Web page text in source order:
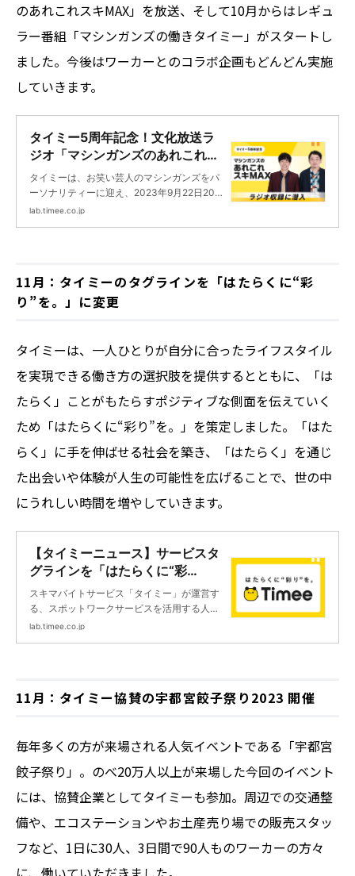
のあれこれスキMAX」を放送、そして10月からはレギュ
ラー番組「マシンガンズの働きタイミー」がスタートし
ました。今後はワーカーとのコラボ企画もどんどん実施
していきます。
タイミー5周年記念！文化放送ラ
ジオ「マシンガンズのあれこれス
キMAX」収録の裏側に潜入 | タイ
ミーラボ - スキマで働く、世界が
広がる。
タイミーは、お笑い芸人のマシンガンズをパ
ーソナリティーに迎え、2023年9月22日20時
より60分の特別番組を放送しました。その名
ん）にインタビューを実施しました。
lab.timee.co.jp
11月：タイミーのタグラインを「はたらくに“彩
り”を。」に変更
タイミーは、一人ひとりが自分に合ったライフスタイル
を実現できる働き方の選択肢を提供するとともに、「は
たらく」ことがもたらすポジティブな側面を伝えていく
ため「はたらくに“彩り”を。」を策定しました。「はた
らく」に手を伸ばせる社会を築き、「はたらく」を通じ
た出会いや体験が人生の可能性を広げることで、世の中
にうれしい時間を増やしていきます。
【タイミーニュース】サービスタ
グラインを「はたらくに“彩
り”を。」に変更しました | タイミ
ーラボ - スキマで働く、世界が広
がる。
スキマバイトサービス「タイミー」が運営す
る、スポットワークサービスを活用する人の
ためのメディアです。スポットワークのお仕
lab.timee.co.jp
11月：タイミー協賛の宇都宮餃子祭り2023 開催
毎年多くの方が来場される人気イベントである「宇都宮
餃子祭り」。のべ20万人以上が来場した今回のイベント
には、協賛企業としてタイミーも参加。周辺での交通整
備や、エコステーションやお土産売り場での販売スタッ
フなど、1日に30人、3日間で90人ものワーカーの方々